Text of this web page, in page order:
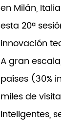
en Milán,
esta 20ª
innovación
A gran
países (30%
miles de
inteligentes,